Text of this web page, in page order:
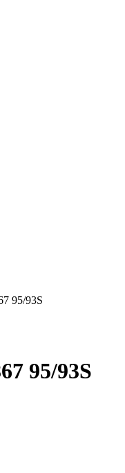
95/93S
95/93S